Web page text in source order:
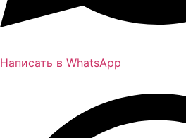
Написать в WhatsApp